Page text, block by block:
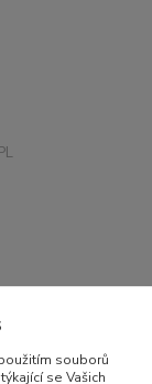
souborů
se Vašich